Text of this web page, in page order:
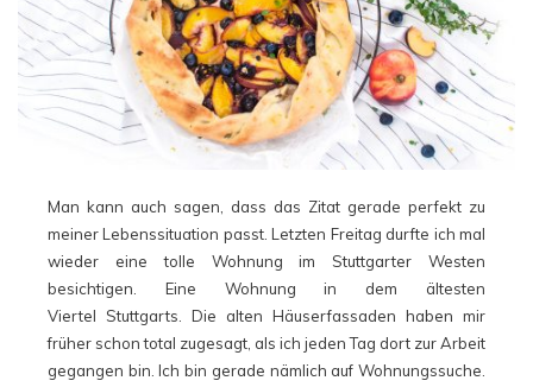
Man kann auch sagen, dass das Zitat gerade perfekt zu
meiner Lebenssituation passt. Letzten Freitag durfte ich mal
wieder eine tolle Wohnung im Stuttgarter Westen
besichtigen. Eine Wohnung in dem ältesten
Viertel Stuttgarts. Die alten Häuserfassaden haben mir
früher schon total zugesagt, als ich jeden Tag dort zur Arbeit
gegangen bin. Ich bin gerade nämlich auf Wohnungssuche.